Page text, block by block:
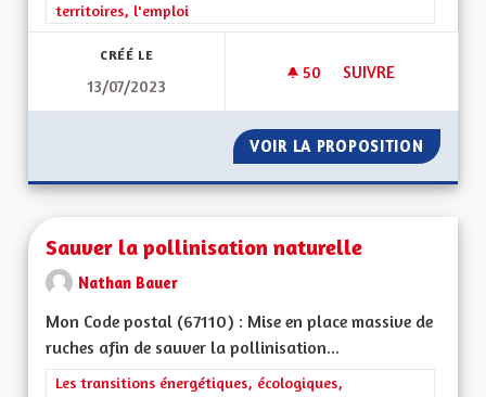
territoires, l'emploi
CRÉÉ LE
13/07/2023
50 50 ABONNÉS
SUIVRE
VOIR LA PROPOSITION MISE
Sauver la pollinisation naturelle
Nathan Bauer
Mon Code postal (67110) : Mise en place massive de
ruches afin de sauver la pollinisation...
Filtrer les résultats de la catégorie : Les transitions
Les transitions énergétiques, écologiques,